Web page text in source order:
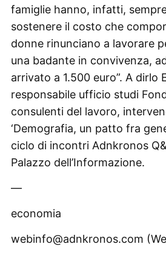
famiglie hanno, infatti,
sostenere il costo che
donne rinunciano a lavorare
una badante in convivenza,
arrivato a 1.500 euro”. A dirlo
responsabile ufficio studi
consulenti del lavoro,
‘Demografia, un patto fra
ciclo di incontri Adnkronos
Palazzo dell’Informazione.
—
economia
webinfo@adnkronos.com